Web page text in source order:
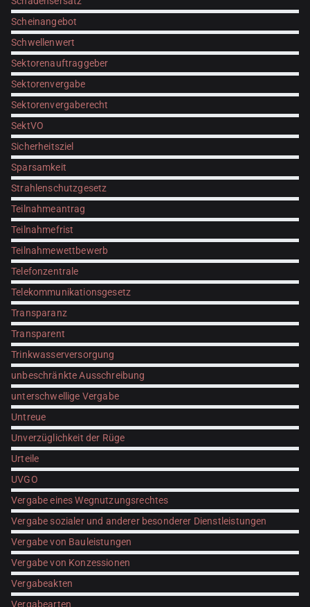
Scheinangebot
Schwellenwert
Sektorenauftraggeber
Sektorenvergabe
Sektorenvergaberecht
SektVO
Sicherheitsziel
Sparsamkeit
Strahlenschutzgesetz
Teilnahmeantrag
Teilnahmefrist
Teilnahmewettbewerb
Telefonzentrale
Telekommunikationsgesetz
Transparanz
Transparent
Trinkwasserversorgung
unbeschränkte Ausschreibung
unterschwellige Vergabe
Untreue
Unverzüglichkeit der Rüge
Urteile
UVGO
Vergabe eines Wegnutzungsrechtes
Vergabe sozialer und anderer besonderer Dienstleistungen
Vergabe von Bauleistungen
Vergabe von Konzessionen
Vergabeakten
Vergabearten